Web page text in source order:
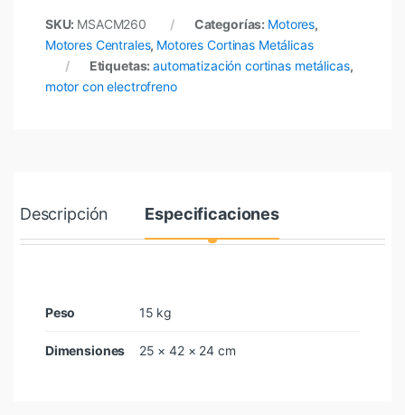
SKU: MSACM260 Categorías: Motores,
Motores Centrales, Motores Cortinas Metálicas
Etiquetas:automatización cortinas metálicas,
motor con electrofreno
Descripción Especificaciones
Peso 15 kg
Dimensiones 25 × 42 × 24 cm